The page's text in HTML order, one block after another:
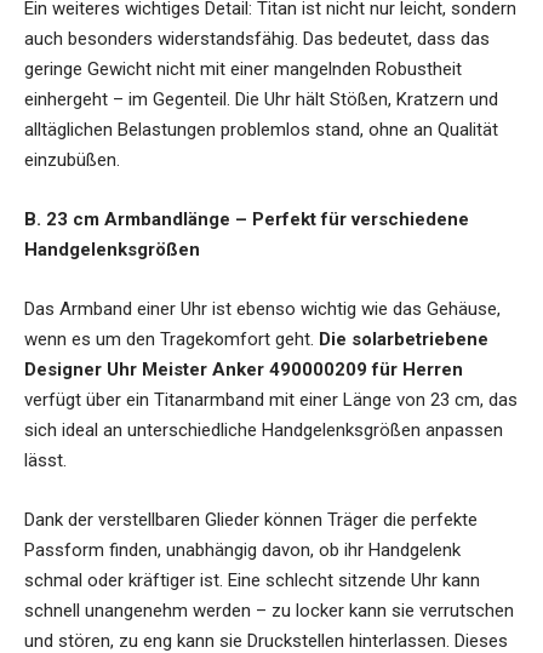
Ein weiteres wichtiges Detail: Titan ist nicht nur leicht, sondern
auch besonders widerstandsfähig. Das bedeutet, dass das
geringe Gewicht nicht mit einer mangelnden Robustheit
einhergeht – im Gegenteil. Die Uhr hält Stößen, Kratzern und
alltäglichen Belastungen problemlos stand, ohne an Qualität
einzubüßen.
B. 23 cm Armbandlänge – Perfekt für verschiedene
Handgelenksgrößen
Das Armband einer Uhr ist ebenso wichtig wie das Gehäuse,
wenn es um den Tragekomfort geht. Die solarbetriebene
Designer Uhr Meister Anker 490000209 für Herren
verfügt über ein Titanarmband mit einer Länge von 23 cm, das
sich ideal an unterschiedliche Handgelenksgrößen anpassen
lässt.
Dank der verstellbaren Glieder können Träger die perfekte
Passform finden, unabhängig davon, ob ihr Handgelenk
schmal oder kräftiger ist. Eine schlecht sitzende Uhr kann
schnell unangenehm werden – zu locker kann sie verrutschen
und stören, zu eng kann sie Druckstellen hinterlassen. Dieses